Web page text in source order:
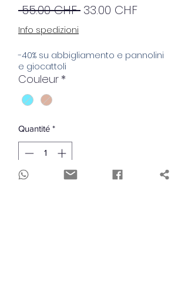
55.00 CHF Prix
33.00 CHFPrix
Info spedizioni
-40% su abbigliamento e pannolini
e giocattoli
Couleur *
Quantité *
Rupture de stock